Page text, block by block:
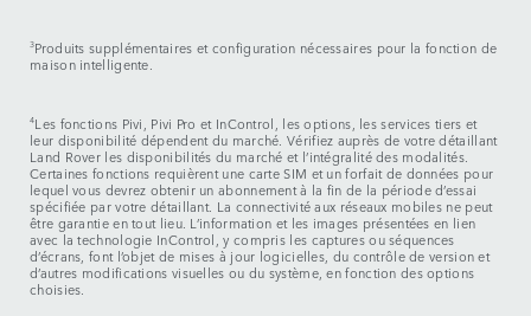
3Produits supplémentaires et configuration nécessaires pour la fonction de
maison intelligente.
4Les fonctions Pivi, Pivi Pro et InControl, les options, les services tiers et
leur disponibilité dépendent du marché. Vérifiez auprès de votre détaillant
Land Rover les disponibilités du marché et l’intégralité des modalités.
Certaines fonctions requièrent une carte SIM et un forfait de données pour
lequel vous devrez obtenir un abonnement à la fin de la période d’essai
spécifiée par votre détaillant. La connectivité aux réseaux mobiles ne peut
être garantie en tout lieu. L’information et les images présentées en lien
avec la technologie InControl, y compris les captures ou séquences
d’écrans, font l’objet de mises à jour logicielles, du contrôle de version et
d’autres modifications visuelles ou du système, en fonction des options
choisies.